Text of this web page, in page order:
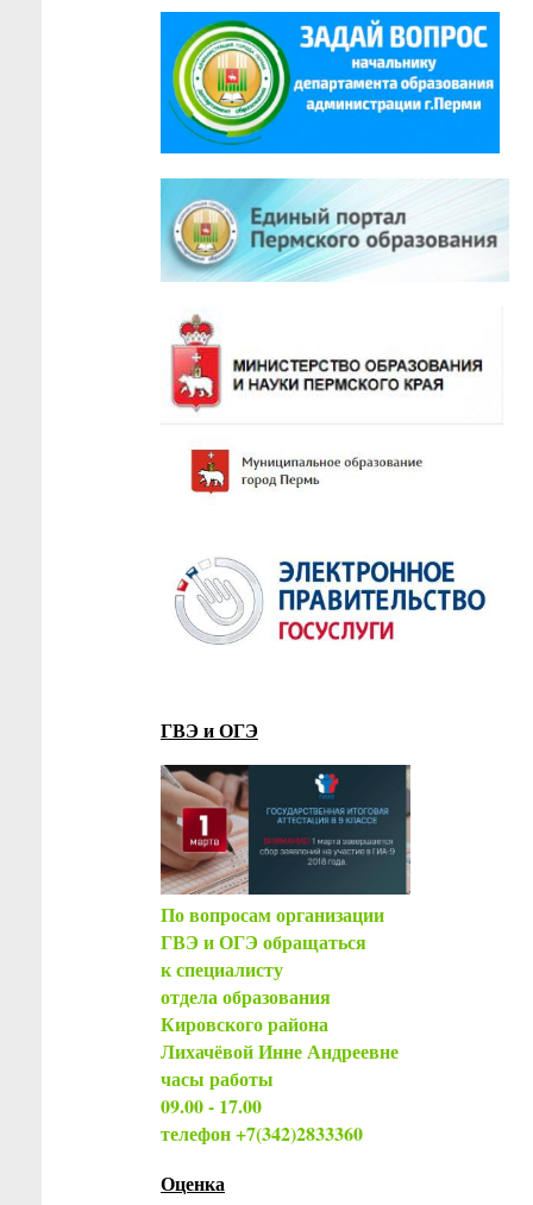
ГВЭ и ОГЭ
По вопросам организации
ГВЭ и ОГЭ обращаться
к специалисту
отдела образования
Кировского района
Лихачёвой Инне Андреевне
часы работы
09.00 - 17.00
телефон +7(342)2833360
Оценка